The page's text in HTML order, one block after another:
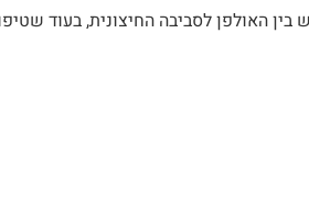
האולפן לסביבה החיצונית, בעוד